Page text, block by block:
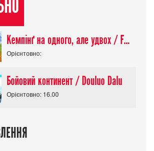
Кемпінґ на одного, але удвох / Futari Solo Camp
Орієнтовно:
Бойовий континент / Douluo Dalu
Орієнтовно: 16.00